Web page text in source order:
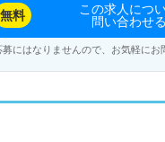
無料
この求人につ
問い合わせ
募にはなりませんので、お気軽にお